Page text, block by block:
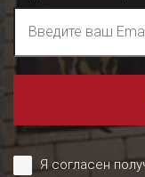
Я согласен